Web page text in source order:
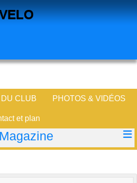
DU CLUB PHOTOS & VIDÉOS
et plan
Magazine